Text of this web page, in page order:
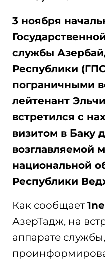
3 ноября
службы
Республики
пограничными
лейтенант
встретился с
визитом в Баку
возглавляемой
национальной
Республики
Как сообщает
АзерТадж, на
аппарате